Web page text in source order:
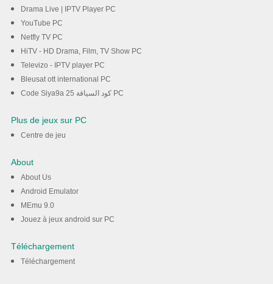
Drama Live | IPTV Player PC
YouTube PC
Netfly TV PC
HiTV - HD Drama, Film, TV Show PC
Televizo - IPTV player PC
Bleusat ott international PC
Code Siya9a 25 كود السياقة PC
Plus de jeux sur PC
Centre de jeu
About
About Us
Android Emulator
MEmu 9.0
Jouez à jeux android sur PC
Téléchargement
Téléchargement